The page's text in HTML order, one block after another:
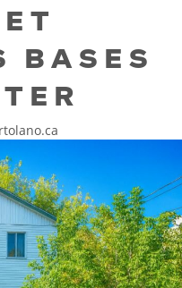
BASES